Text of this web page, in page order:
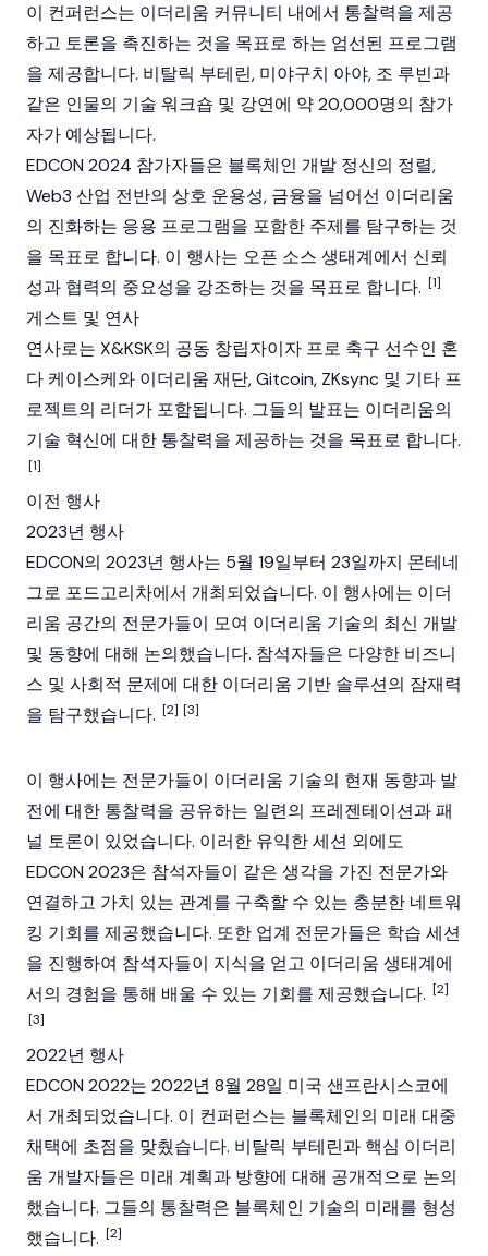
이 컨퍼런스는 이더리움 커뮤니티 내에서 통찰력을 제공
하고 토론을 촉진하는 것을 목표로 하는 엄선된 프로그램
을 제공합니다. 비탈릭 부테린, 미야구치 아야, 조 루빈과
같은 인물의 기술 워크숍 및 강연에 약 20,000명의 참가
자가 예상됩니다.
EDCON 2024 참가자들은 블록체인 개발 정신의 정렬,
Web3 산업 전반의 상호 운용성, 금융을 넘어선 이더리움
의 진화하는 응용 프로그램을 포함한 주제를 탐구하는 것
을 목표로 합니다. 이 행사는 오픈 소스 생태계에서 신뢰
성과 협력의 중요성을 강조하는 것을 목표로 합니다. [1]
게스트 및 연사
연사로는 X&KSK의 공동 창립자이자 프로 축구 선수인 혼
다 케이스케와 이더리움 재단,Gitcoin, ZKsync 및 기타 프
로젝트의 리더가 포함됩니다. 그들의 발표는 이더리움의
기술 혁신에 대한 통찰력을 제공하는 것을 목표로 합니다.
[1]
이전 행사
2023년 행사
EDCON의 2023년 행사는 5월 19일부터 23일까지 몬테네
그로 포드고리차에서 개최되었습니다. 이 행사에는 이더
리움 공간의 전문가들이 모여 이더리움 기술의 최신 개발
및 동향에 대해 논의했습니다. 참석자들은 다양한 비즈니
스 및 사회적 문제에 대한 이더리움 기반 솔루션의 잠재력
을 탐구했습니다. [2] [3]
이 행사에는 전문가들이 이더리움 기술의 현재 동향과 발
전에 대한 통찰력을 공유하는 일련의 프레젠테이션과 패
널 토론이 있었습니다. 이러한 유익한 세션 외에도
EDCON 2023은 참석자들이 같은 생각을 가진 전문가와
연결하고 가치 있는 관계를 구축할 수 있는 충분한 네트워
킹 기회를 제공했습니다. 또한 업계 전문가들은 학습 세션
을 진행하여 참석자들이 지식을 얻고 이더리움 생태계에
서의 경험을 통해 배울 수 있는 기회를 제공했습니다. [2]
[3]
2022년 행사
EDCON 2022는 2022년 8월 28일 미국 샌프란시스코에
서 개최되었습니다. 이 컨퍼런스는 블록체인의 미래 대중
채택에 초점을 맞췄습니다. 비탈릭 부테린과 핵심 이더리
움 개발자들은 미래 계획과 방향에 대해 공개적으로 논의
했습니다. 그들의 통찰력은 블록체인 기술의 미래를 형성
했습니다. [2]